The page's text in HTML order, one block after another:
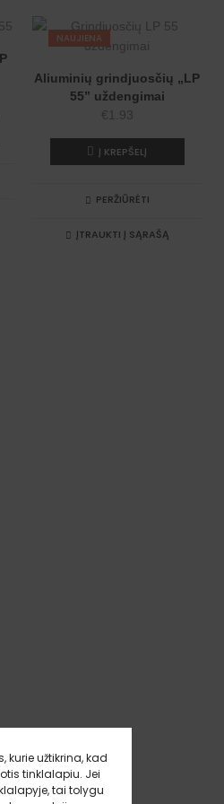
NAUJIENA
Aliuminių grindjuosčių „LP
55” uždengimai
€ 1.93
Į KREPŠELĮ
PERŽIŪRĖTI
ĮTRAUKTI Į SĄRAŠĄ
kurie užtikrina, kad
tinklalapiu. Jei
tai tolygu